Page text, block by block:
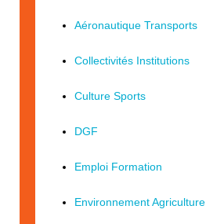
Aéronautique Transports
Collectivités Institutions
Culture Sports
DGF
Emploi Formation
Environnement Agriculture